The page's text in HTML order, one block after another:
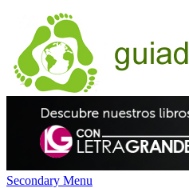
Secondary Menu